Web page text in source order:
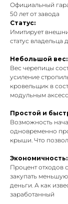
Официальный
50 лет от завода
Статус:
Имитирует
статус владельца
Небольшой вес:
Вес черепицы
усиление
кровельщик в
модульным
Простой и
Возможность
одновременно
крыши. Что
Экономичность:
Процент отходов
закупать
деньги. А как
заработанный